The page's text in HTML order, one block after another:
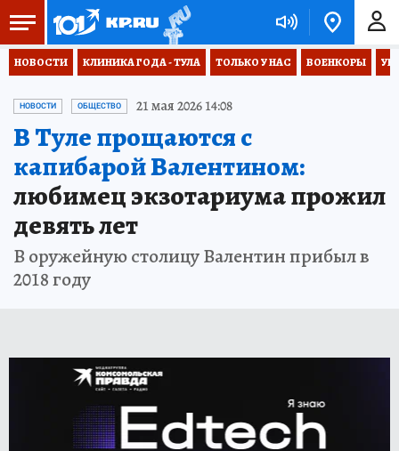
НОВОСТИ КЛИНИКА ГОДА - ТУЛА ТОЛЬКО У НАС ВОЕНКОРЫ
НОВОСТИ ОБЩЕСТВО 21 мая 2026 14:08
В Туле прощаются с
капибарой Валентином:
любимец экзотариума прожил
девять лет
В оружейную столицу Валентин прибыл в
2018 году